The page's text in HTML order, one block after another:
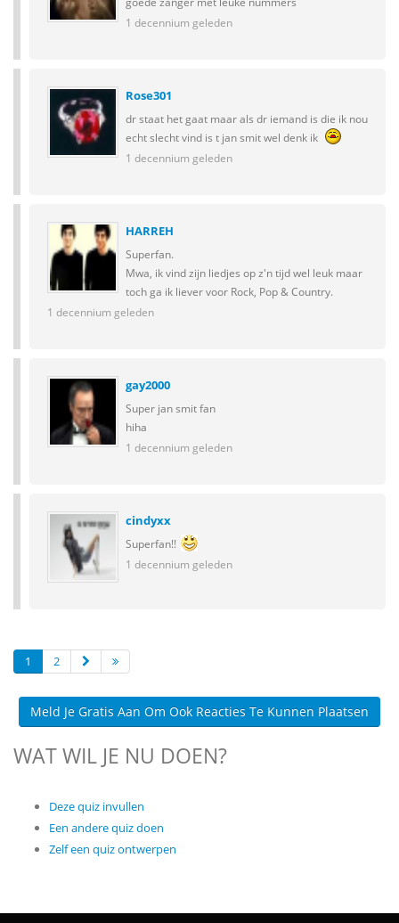
1 decennium geleden
Rose301
dr staat het gaat maar als dr iemand is die ik nou
echt slecht vind is t jan smit wel denk ik
1 decennium geleden
HARREH
Superfan.
Mwa, ik vind zijn liedjes op z'n tijd wel leuk maar
toch ga ik liever voor Rock, Pop & Country.
1 decennium geleden
gay2000
Super jan smit fan
hiha
1 decennium geleden
cindyxx
Superfan!!
1 decennium geleden
1 2
Meld Je Gratis Aan Om Ook Reacties Te Kunnen Plaatsen
WAT WIL JE NU DOEN?
Deze quiz invullen
Een andere quiz doen
Zelf een quiz ontwerpen